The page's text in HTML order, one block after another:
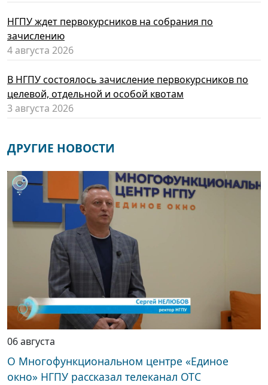
НГПУ ждет первокурсников на собрания по
зачислению
4 августа 2026
В НГПУ состоялось зачисление первокурсников по
целевой, отдельной и особой квотам
3 августа 2026
ДРУГИЕ НОВОСТИ
06 августа
О Многофункциональном центре «Единое
окно» НГПУ рассказал телеканал ОТС